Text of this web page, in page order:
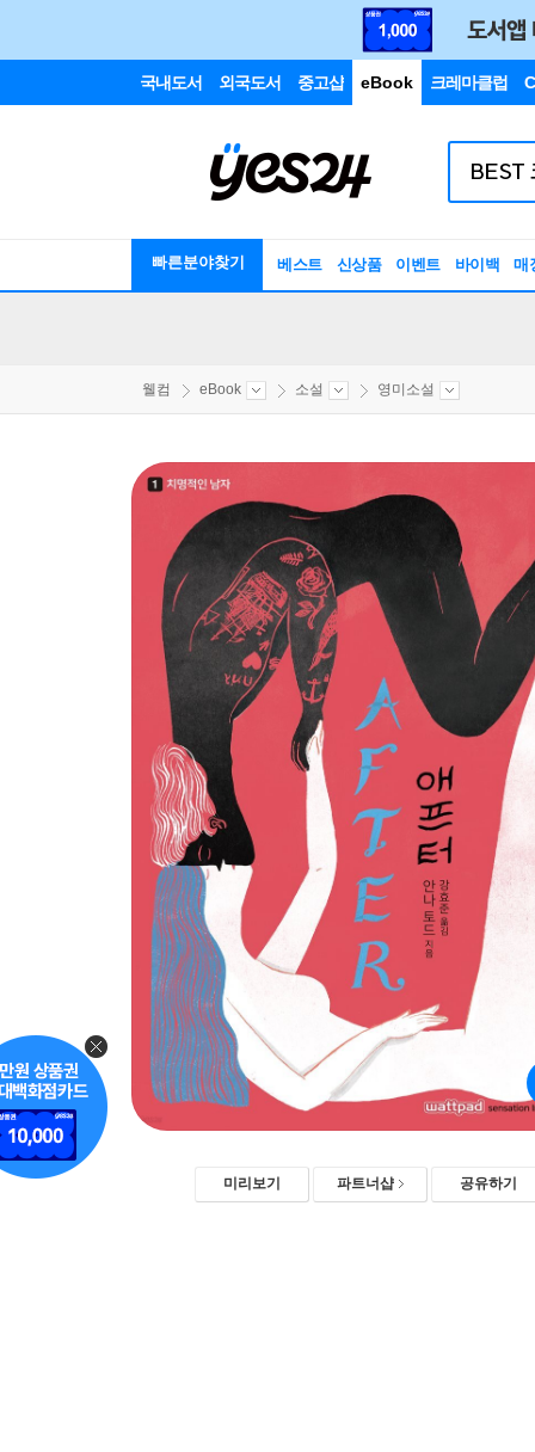
국내도서 외국도서 중고샵 eBook 크레마클럽
빠른분야찾기 베스트 신상품 이벤트 바이백 매
웰컴 eBook 소설 영미소설
미리보기 파트너샵 공유하기